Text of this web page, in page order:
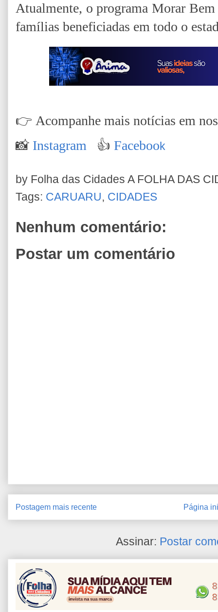
Atualmente, o programa Morar
famílias beneficiadas em todo o
👉 Acompanhe mais notícias em
📸 Instagram 👍 Facebook
by Folha das Cidades A FOLHA DAS
Tags: CARUARU, CIDADES
Nenhum comentário:
Postar um comentário
Postagem mais recente Página
Assinar: Postar